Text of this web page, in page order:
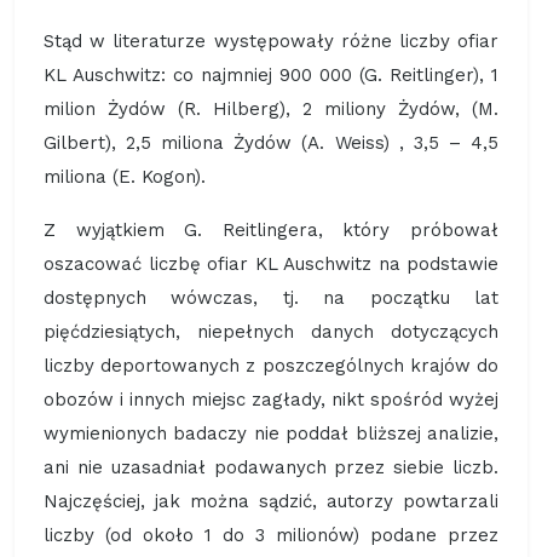
Stąd w literaturze występowały różne liczby ofiar
KL Auschwitz: co najmniej 900 000 (G. Reitlinger), 1
milion Żydów (R. Hilberg), 2 miliony Żydów, (M.
Gilbert), 2,5 miliona Żydów (A. Weiss) , 3,5 – 4,5
miliona (E. Kogon).
Z wyjątkiem G. Reitlingera, który próbował
oszacować liczbę ofiar KL Auschwitz na podstawie
dostępnych wówczas, tj. na początku lat
pięćdziesiątych, niepełnych danych dotyczących
liczby deportowanych z poszczególnych krajów do
obozów i innych miejsc zagłady, nikt spośród wyżej
wymienionych badaczy nie poddał bliższej analizie,
ani nie uzasadniał podawanych przez siebie liczb.
Najczęściej, jak można sądzić, autorzy powtarzali
liczby (od około 1 do 3 milionów) podane przez